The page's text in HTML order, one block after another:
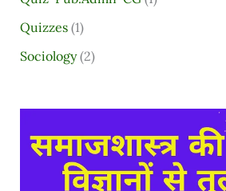
Quizzes(1)
Sociology(2)